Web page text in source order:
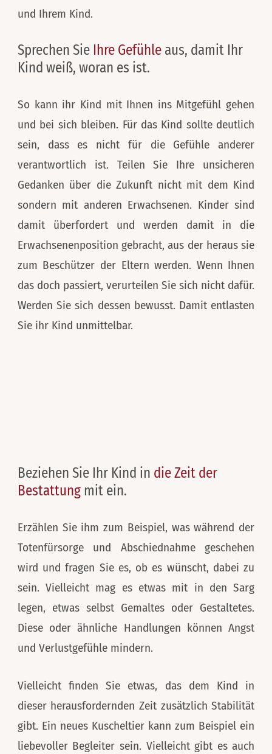
und Ihrem Kind.
Sprechen Sie Ihre Gefühleaus, damit Ihr
Kind weiß, woran es ist.
So kann ihr Kind mit Ihnen ins Mitgefühl gehen
und bei sich bleiben. Für das Kind sollte deutlich
sein, dass es nicht für die Gefühle anderer
verantwortlich ist. Teilen Sie Ihre unsicheren
Gedanken über die Zukunft nicht mit dem Kind
sondern mit anderen Erwachsenen. Kinder sind
damit überfordert und werden damit in die
Erwachsenenposition gebracht, aus der heraus sie
zum Beschützer der Eltern werden. Wenn Ihnen
das doch passiert, verurteilen Sie sich nicht dafür.
Werden Sie sich dessen bewusst. Damit entlasten
Sie ihr Kind unmittelbar.
Beziehen Sie Ihr Kind in die Zeit der
Bestattungmit ein.
Erzählen Sie ihm zum Beispiel, was während der
Totenfürsorge und Abschiednahme geschehen
wird und fragen Sie es, ob es wünscht, dabei zu
sein. Vielleicht mag es etwas mit in den Sarg
legen, etwas selbst Gemaltes oder Gestaltetes.
Diese oder ähnliche Handlungen können Angst
und Verlustgefühle mindern.
Vielleicht finden Sie etwas, das dem Kind in
dieser herausfordernden Zeit zusätzlich Stabilität
gibt. Ein neues Kuscheltier kann zum Beispiel ein
liebevoller Begleiter sein. Vielleicht gibt es auch